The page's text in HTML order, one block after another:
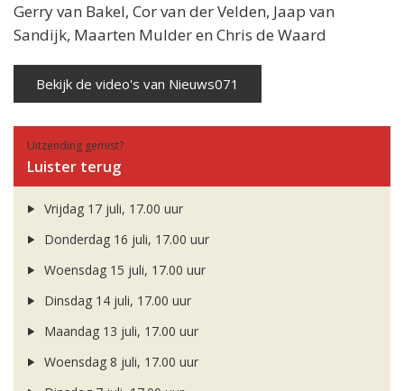
Gerry van Bakel, Cor van der Velden, Jaap van
Sandijk, Maarten Mulder en Chris de Waard
Bekijk de video's van Nieuws071
Uitzending gemist?
Luister terug
Vrijdag 17 juli, 17.00 uur
Donderdag 16 juli, 17.00 uur
Woensdag 15 juli, 17.00 uur
Dinsdag 14 juli, 17.00 uur
Maandag 13 juli, 17.00 uur
Woensdag 8 juli, 17.00 uur